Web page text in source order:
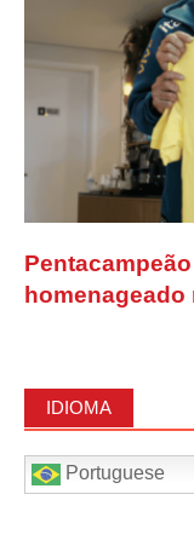
homenageado
IDIOMA
Portuguese